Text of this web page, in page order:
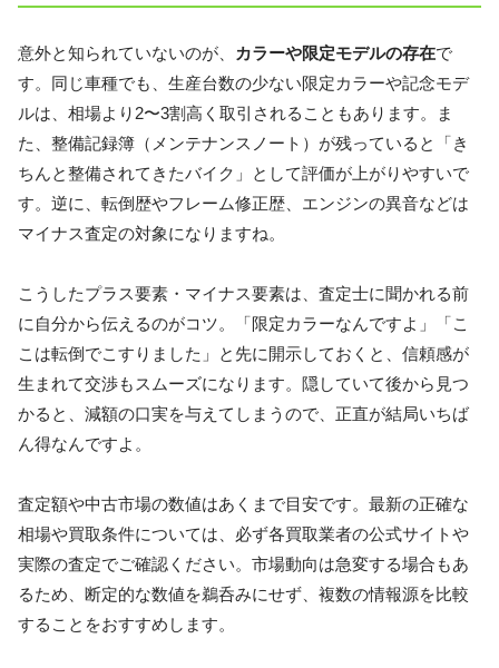
意外と知られていないのが、 カラーや限定モデルの存在で
す。同じ車種でも、生産台数の少ない限定カラーや記念モデ
ルは、相場より2〜3割高く取引されることもあります。ま
た、整備記録簿（メンテナンスノート）が残っていると「き
ちんと整備されてきたバイク」として評価が上がりやすいで
す。逆に、転倒歴やフレーム修正歴、エンジンの異音などは
マイナス査定の対象になりますね。
こうしたプラス要素・マイナス要素は、査定士に聞かれる前
に自分から伝えるのがコツ。「限定カラーなんですよ」「こ
こは転倒でこすりました」と先に開示しておくと、信頼感が
生まれて交渉もスムーズになります。隠していて後から見つ
かると、減額の口実を与えてしまうので、正直が結局いちば
ん得なんですよ。
査定額や中古市場の数値はあくまで目安です。最新の正確な
相場や買取条件については、必ず各買取業者の公式サイトや
実際の査定でご確認ください。市場動向は急変する場合もあ
るため、断定的な数値を鵜呑みにせず、複数の情報源を比較
することをおすすめします。